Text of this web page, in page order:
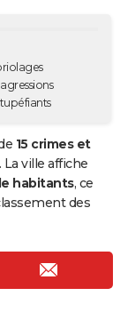
15 crimes et
ville affiche
habitants, ce
des